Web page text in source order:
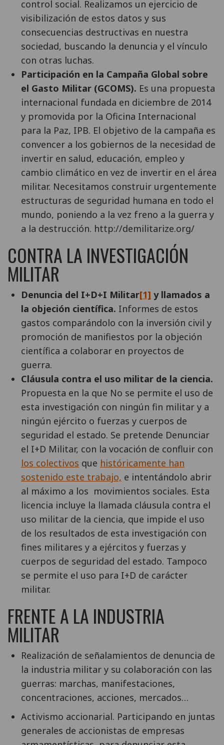
control social. Realizamos un ejercicio de
visibilización de estos datos y sus
consecuencias destructivas en nuestra
sociedad, buscando la denuncia y el vínculo
con otras luchas.
Participación en la Campaña Global sobre
el Gasto Militar (GCOMS). Es una propuesta
internacional fundada en diciembre de 2014
y promovida por la Oficina Internacional
para la Paz, IPB. El objetivo de la campaña es
convencer a los gobiernos de la necesidad de
invertir en salud, educación, empleo y
cambio climático en vez de invertir en el área
militar. Necesitamos construir urgentemente
estructuras de seguridad humana en todo el
mundo, poniendo a la vez freno a la guerra y
a la destrucción. http://demilitarize.org/
CONTRA LA INVESTIGACIÓN
MILITAR
Denuncia del I+D+I Militar[1] y llamados a
la objeción científica. Informes de estos
gastos comparándolo con la inversión civil y
promoción de manifiestos por la objeción
científica a colaborar en proyectos de
guerra.
Cláusula contra el uso militar de la ciencia.
Propuesta en la que No se permite el uso de
esta investigación con ningún fin militar y a
ningún ejército o fuerzas y cuerpos de
seguridad el estado. Se pretende Denunciar
el I+D Militar, con la vocación de confluir con
los colectivos que históricamente han
sostenido este trabajo, e intentándolo abrir
al máximo a los movimientos sociales. Esta
licencia incluye la llamada cláusula contra el
uso militar de la ciencia, que impide el uso
de los resultados de esta investigación con
fines militares y a ejércitos y fuerzas y
cuerpos de seguridad del estado. Tampoco
se permite el uso para I+D de carácter
militar.
FRENTE A LA INDUSTRIA
MILITAR
Realización de señalamientos de denuncia de
la industria militar y su colaboración con las
guerras: marchas, manifestaciones,
concentraciones, acciones, mercados…
Activismo accionarial. Participando en juntas
generales de accionistas de empresas